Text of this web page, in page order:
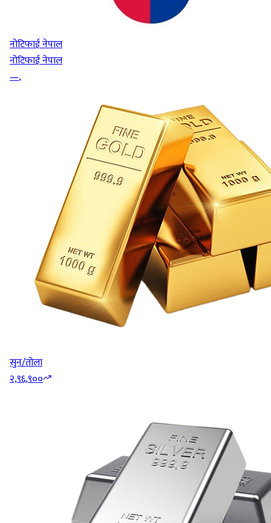
नोटिफाई नेपाल
नोटिफाई नेपाल
—,
सुन/तोला
२,९६,९००